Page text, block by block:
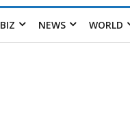
BIZ NEWS WORLD